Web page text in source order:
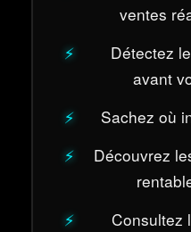
ventes
Détectez
avant
Sachez où
Découvrez
Consultez